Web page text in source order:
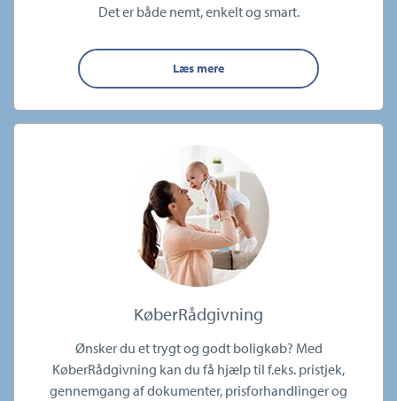
Det er både nemt, enkelt og smart.
Læs mere
KøberRådgivning
Ønsker du et trygt og godt boligkøb? Med
KøberRådgivning kan du få hjælp til f.eks. pristjek,
gennemgang af dokumenter, prisforhandlinger og